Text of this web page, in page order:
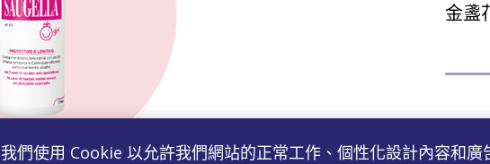
金盞
我們使用 Cookie 以允許我們網站的正常工作、個性化設計內容和廣